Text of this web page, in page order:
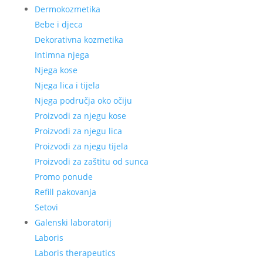
Dermokozmetika
Bebe i djeca
Dekorativna kozmetika
Intimna njega
Njega kose
Njega lica i tijela
Njega područja oko očiju
Proizvodi za njegu kose
Proizvodi za njegu lica
Proizvodi za njegu tijela
Proizvodi za zaštitu od sunca
Promo ponude
Refill pakovanja
Setovi
Galenski laboratorij
Laboris
Laboris therapeutics